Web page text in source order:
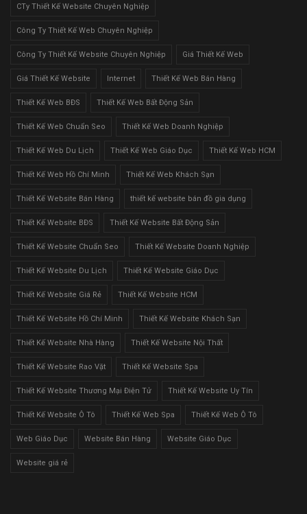
CTy Thiết Kế Website Chuyên Nghiệp
Công Ty Thiết Kế Web Chuyên Nghiệp
Công Ty Thiết Kế Website Chuyên Nghiệp Giá Thiết Kế Web
Giá Thiết Kế Website Internet Thiết Kế Web Bán Hàng
Thiết Kế Web BĐS Thiết Kế Web Bất Động Sản
Thiết Kế Web Chuẩn Seo Thiết Kế Web Doanh Nghiệp
Thiết Kế Web Du Lịch Thiết Kế Web Giáo Dục Thiết Kế Web HCM
Thiết Kế Web Hồ Chí Minh Thiết Kế Web Khách Sạn
Thiết Kế Website Bán Hàng thiết kế website bán đồ gia dụng
Thiết Kế Website BĐS Thiết Kế Website Bất Động Sản
Thiết Kế Website Chuẩn Seo Thiết Kế Website Doanh Nghiệp
Thiết Kế Website Du Lịch Thiết Kế Website Giáo Dục
Thiết Kế Website Giá Rẻ Thiết Kế Website HCM
Thiết Kế Website Hồ Chí Minh Thiết Kế Website Khách Sạn
Thiết Kế Website Nhà Hàng Thiết Kế Website Nội Thất
Thiết Kế Website Rao Vặt Thiết Kế Website Spa
Thiết Kế Website Thương Mại Điện Tử Thiết Kế Website Uy Tín
Thiết Kế Website Ô Tô Thiết Kế Web Spa Thiết Kế Web Ô Tô
Web Giáo Dục Website Bán Hàng Website Giáo Dục
Website giá rẻ